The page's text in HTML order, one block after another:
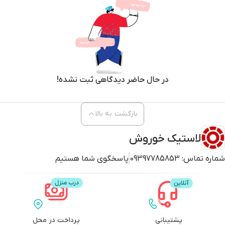
در حال حاضر دیدگاهی ثبت نشده!
لاستیک خوروش
شماره تماس: 09397785853 پاسخگوی شما هستیم
بازگشت به بالا
پشتیبانی پرداخت در محل